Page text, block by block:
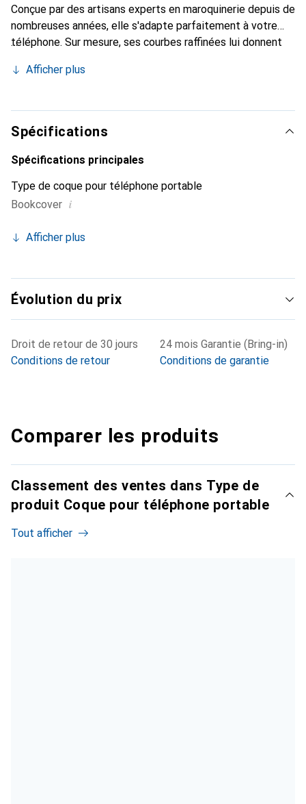
Conçue par des artisans experts en maroquinerie depuis de
nombreuses années, elle s'adapte parfaitement à votre
téléphone. Sur mesure, ses courbes raffinées lui donnent
et indispensable pour votre smartphone. Reconnaissable à
marque Noreve est un choix sûr pour une clientèle
exigeante.
Afficher plus
Spécifications
Spécifications principales
Type de coque pour téléphone portable
Bookcover i
Afficher plus
Évolution du prix
Droit de retour de 30 jours
Conditions de retour
24 mois Garantie (Bring-in)
Conditions de garantie
Comparer les produits
Classement des ventes dans Type de
produit Coque pour téléphone portable
Tout afficher